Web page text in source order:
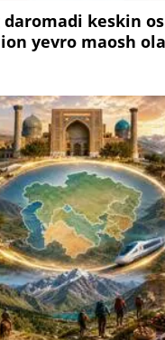
keskin
yevro maosh